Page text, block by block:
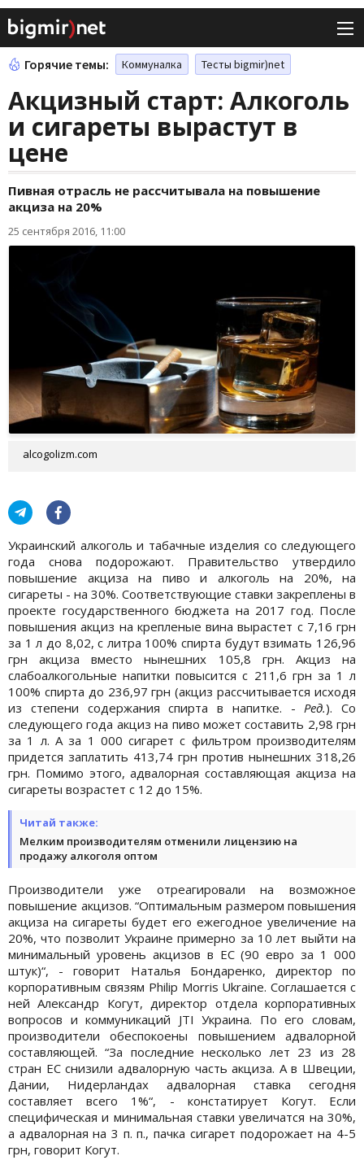
Горячие темы: Коммуналка Тесты bigmir)net
Акцизный старт: Алкоголь
и сигареты вырастут в
цене
Пивная отрасль не рассчитывала на повышение
акциза на 20%
25 сентября 2016, 11:00
alcogolizm.com
Украинский алкоголь и табачные изделия со следующего
года снова подорожают. Правительство утвердило
повышение акциза на пиво и алкоголь на 20%, на
сигареты - на 30%. Соответствующие ставки закреплены в
проекте государственного бюджета на 2017 год. После
повышения акциз на крепленые вина вырастет с 7,16 грн
за 1 л до 8,02, с литра 100% спирта будут взимать 126,96
грн акциза вместо нынешних 105,8 грн. Акциз на
слабоалкогольные напитки повысится с 211,6 грн за 1 л
100% спирта до 236,97 грн (акциз рассчитывается исходя
из степени содержания спирта в напитке. - Ред.). Со
следующего года акциз на пиво может составить 2,98 грн
за 1 л. А за 1 000 сигарет с фильтром производителям
придется заплатить 413,74 грн против нынешних 318,26
грн. Помимо этого, адвалорная составляющая акциза на
сигареты возрастет с 12 до 15%.
Читай также:
Мелким производителям отменили лицензию на
продажу алкоголя оптом
Производители уже отреагировали на возможное
повышение акцизов. “Оптимальным размером повышения
акциза на сигареты будет его ежегодное увеличение на
20%, что позволит Украине примерно за 10 лет выйти на
минимальный уровень акцизов в ЕС (90 евро за 1 000
штук)“, - говорит Наталья Бондаренко, директор по
корпоративным связям Philip Morris Ukraine. Соглашается с
ней Александр Когут, директор отдела корпоративных
вопросов и коммуникаций JTI Украина. По его словам,
производители обеспокоены повышением адвалорной
составляющей. “За последние несколько лет 23 из 28
стран ЕС снизили адвалорную часть акциза. А в Швеции,
Дании, Нидерландах адвалорная ставка сегодня
составляет всего 1%“, - констатирует Когут. Если
специфическая и минимальная ставки увеличатся на 30%,
а адвалорная на 3 п. п., пачка сигарет подорожает на 4-5
грн, говорит Когут.